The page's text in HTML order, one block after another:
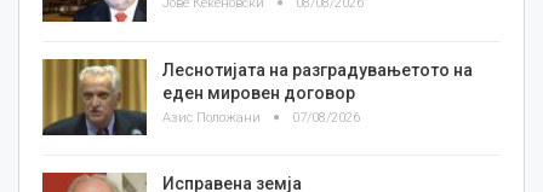
Леснотијата на разградувањетото на
еден мировен договор
Азис Положани 07/08/2026
Исправена земја